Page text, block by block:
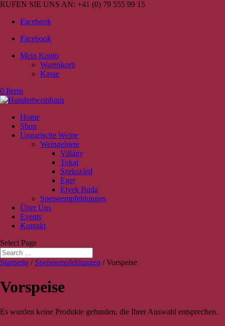
RUFEN SIE UNS AN: +41 (0) 79 555 99 15
Facebook
Facebook
Mein Konto
Warenkorb
Kasse
0 Items
Home
Shop
Ungarische Weine
Weingebiete
Villány
Tokaj
Szekszárd
Eger
Etyek Buda
Speiseempfehlungen
Über Uns
Events
Kontakt
Select Page
Startseite / Speiseempfehlungen / Vorspeise
Vorspeise
Es wurden keine Produkte gefunden, die Ihrer Auswahl entsprechen.